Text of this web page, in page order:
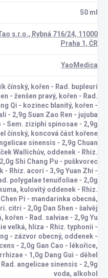
50 ml
s.r.o., Rybná 716/24, 11000
Praha 1, ČR
YaoMedica
čínský, kořen - Rad. bupleuri
- ženšen pravý, kořen - Rad.
Qi - kozinec blanitý, kořen -
- 2,9g Suan Zao Ren - jujuba
Sem. ziziphi spinosae - 2,9g
čínský, koncová část kořene
sinensis - 2,9g Chuan
Wallichův, oddenek - Rhiz.
Shi Chang Pu - puškvorec
- Rhiz. acori - 3,9g Yuan Zhi -
polygalae tenuifoliae - 2,0g
kulovitý oddenek - Rhiz.
Pi - mandarinka obecná,
citri - 2,0g Dan Shen - šalvěj
kořen - Rad. salviae - 2,9g Yu
velká, hlíza - Rhiz. typhonii -
- zázvor obecný, oddenek -
- 2,0g Gan Cao - lékořice,
- 1,0g Dang Gui - děhel
angelicae sinensis - 2,9g
voda, alkohol